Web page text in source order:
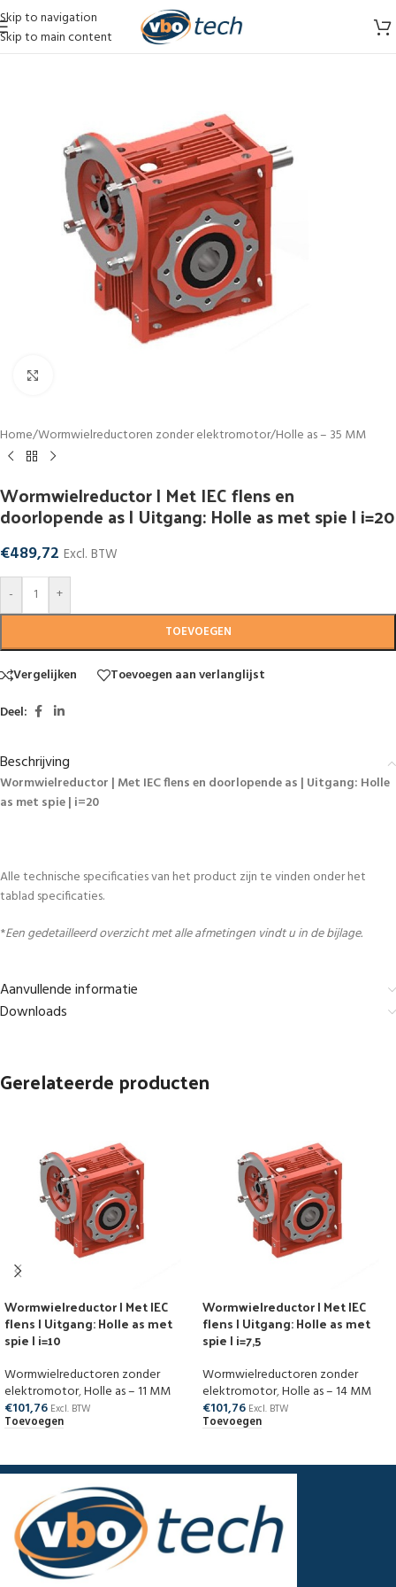
Skip to navigation
Skip to main content
Home/Wormwielreductoren zonder elektromotor/Holle as – 35 MM
Wormwielreductor | Met IEC flens en
doorlopende as | Uitgang: Holle as met spie | i=20
€489,72 Excl. BTW
-
+
TOEVOEGEN
Vergelijken
Toevoegen aan verlanglijst
Deel:
Beschrijving
Wormwielreductor | Met IEC flens en doorlopende as | Uitgang: Holle
as met spie | i=20
Alle technische specificaties van het product zijn te vinden onder het
tablad specificaties.
*Een gedetailleerd overzicht met alle afmetingen vindt u in de bijlage.
Aanvullende informatie
Downloads
Gerelateerde producten
Wormwielreductor | Met IEC
flens | Uitgang: Holle as met
spie | i=10
Wormwielreductoren zonder
elektromotor,Holle as – 11 MM
€101,76 Excl. BTW
Toevoegen
Wormwielreductor | Met IEC
flens | Uitgang: Holle as met
spie | i=7,5
Wormwielreductoren zonder
elektromotor,Holle as – 14 MM
€101,76 Excl. BTW
Toevoegen